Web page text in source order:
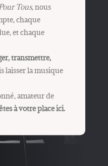
Tous, nous
chaque
et chaque
transmettre,
laisser la musique
amateur de
à votre place ici.